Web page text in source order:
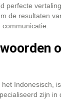
perfecte
de resultaten
Indonesisch,
zijn in